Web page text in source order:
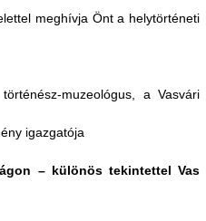
meghívja Önt a helytörténeti
történész-muzeológus, a Vasvári
igazgatója
– különös tekintettel Vas